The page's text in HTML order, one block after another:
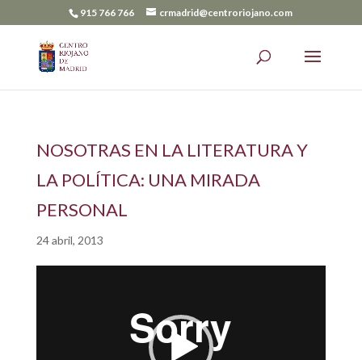
915 766 766 crmadrid@centroriojano.com
NOSOTRAS EN LA LITERATURA Y
LA POLÍTICA: UNA MIRADA
PERSONAL
24 abril, 2013